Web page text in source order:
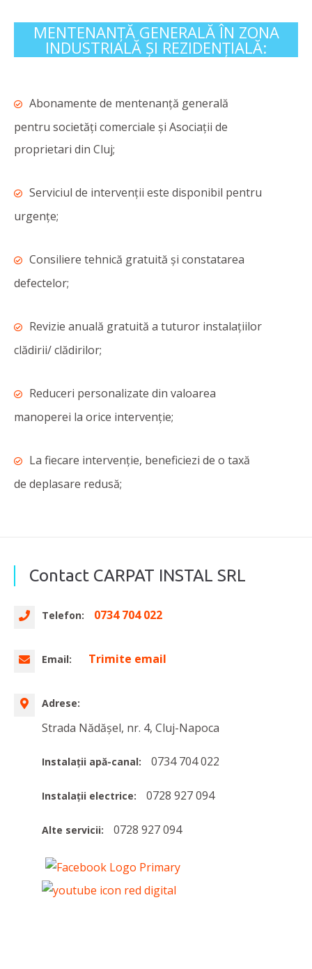
MENTENANȚĂ GENERALĂ ÎN ZONA
INDUSTRIALĂ ȘI REZIDENȚIALĂ:
Abonamente de mentenanță generală
pentru societăți comerciale și Asociații de
proprietari din Cluj;
Serviciul de intervenții este disponibil pentru
urgențe;
Consiliere tehnică gratuită și constatarea
defectelor;
Revizie anuală gratuită a tuturor instalațiilor
clădirii/ clădirilor;
Reduceri personalizate din valoarea
manoperei la orice intervenție;
La fiecare intervenție, beneficiezi de o taxă
de deplasare redusă;
Contact CARPAT INSTAL SRL
Telefon: 0734 704 022
Email: Trimite email
Adrese:
Strada Nădășel, nr. 4, Cluj-Napoca
Instalații apă-canal: 0734 704 022
Instalații electrice: 0728 927 094
Alte servicii: 0728 927 094